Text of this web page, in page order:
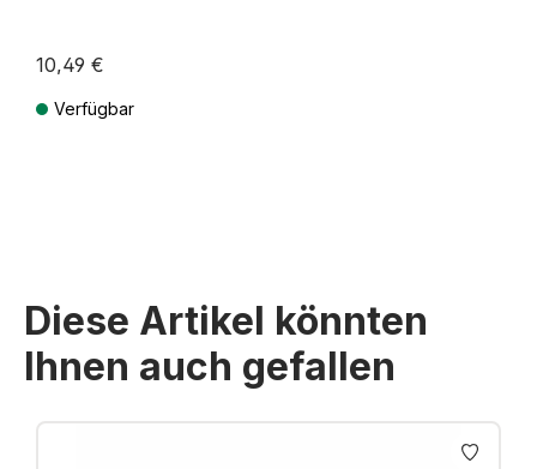
10,49 €
Verfügbar
Diese Artikel könnten
Ihnen auch gefallen
Produktgalerie überspringen